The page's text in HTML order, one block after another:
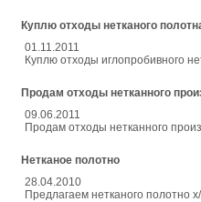
Куплю отходы нетканого
01.11.2011
Куплю отходы иглопробивного
Продам отходы нетканного
09.06.2011
Продам отходы нетканного
Нетканое полотно
28.04.2010
Предлагаем нетканого полотно